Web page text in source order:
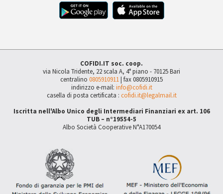
COFIDI.IT soc. coop.
via Nicola Tridente, 22 scala A, 4° piano - 70125 Bari
centralino 0805910911| fax 0805910915
indirizzo e-mail: info@cofidi.it
casella di posta certificata : cofidi.it@legalmail.it
Iscritta nell'Albo Unico degli Intermediari Finanziari ex art. 106
TUB – n°19554-5
Albo Società Cooperative N°A170054